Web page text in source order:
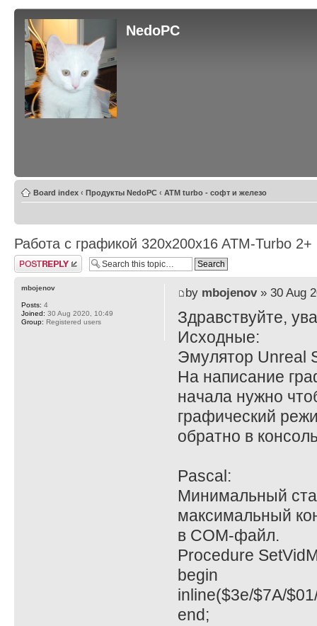
NedoPC
Board index ‹ Продукты NedoPC ‹ ATM turbo - софт и железо
Работа с графикой 320x200x16 ATM-Turbo 2+
Post a reply
by mbojenov» 30 Aug
Здравствуйте,
Исходные:
Эмулятор Unreal
На написание
начала нужно
графический
обратно в
Pascal:
Минимальный
максимальный
в COM-файл.
Procedure
begin
inline($3e/$7A/
end;
mbojenov
Posts: 4
Joined: 30 Aug 2020, 10:49
Group: Registered users